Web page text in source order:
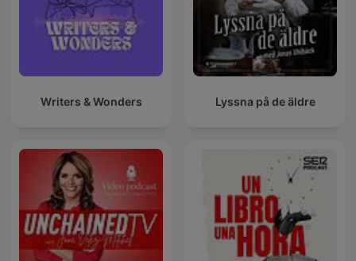
Writers & Wonders Lyssna på de äldre